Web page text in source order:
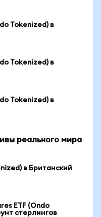
Tokenized) в
Tokenized) в
Tokenized) в
реального мира
в Британский
ETF (Ondo
стерлингов